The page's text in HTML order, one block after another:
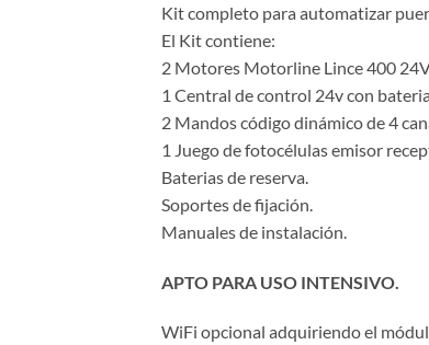
Kit completo para automatizar
El Kit contiene:
2 Motores Motorline Lince 400
1 Central de control 24v con
2 Mandos código dinámico de 4
1 Juego de fotocélulas emisor
Baterias de reserva.
Soportes de fijación.
Manuales de instalación.
APTO PARA USO INTENSIVO.
WiFi opcional adquiriendo el